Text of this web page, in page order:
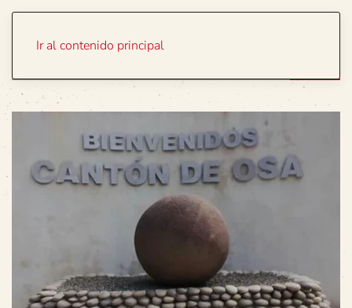
Ir al contenido principal